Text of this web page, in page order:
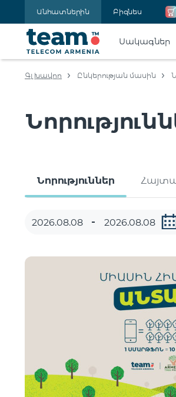
Անհատներին Բիզնես
Սակագներ
Գլխավոր Ընկերության մասին
Նորություններ